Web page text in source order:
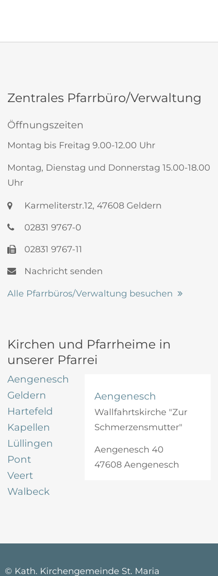
Zentrales Pfarrbüro/Verwaltung
Öffnungszeiten
Montag bis Freitag 9.00-12.00 Uhr
Montag, Dienstag und Donnerstag 15.00-18.00
Uhr
Karmeliterstr.12, 47608 Geldern
02831 9767-0
02831 9767-11
Nachricht senden
Alle Pfarrbüros/Verwaltung besuchen
Kirchen und Pfarrheime in
unserer Pfarrei
Aengenesch
Geldern
Hartefeld
Kapellen
Lüllingen
Pont
Veert
Walbeck
Aengenesch
Wallfahrtskirche "Zur
Schmerzensmutter"
Aengenesch 40
47608 Aengenesch
© Kath. Kirchengemeinde St. Maria